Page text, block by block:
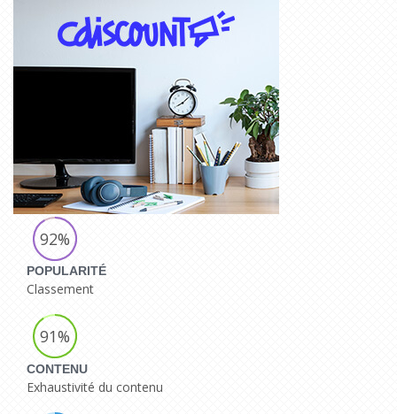
92%
POPULARITÉ
Classement
91%
CONTENU
Exhaustivité du contenu